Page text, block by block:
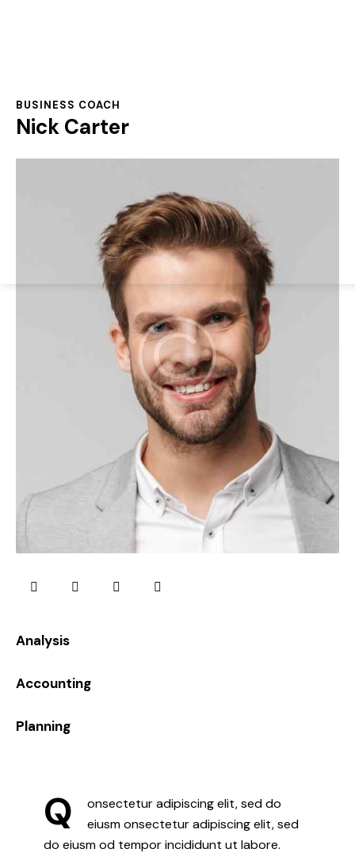
BUSINESS COACH
Nick Carter
Analysis
Accounting
Planning
Q
onsectetur adipiscing elit, sed do
eiusm onsectetur adipiscing elit, sed
do eiusm od tempor incididunt ut labore.